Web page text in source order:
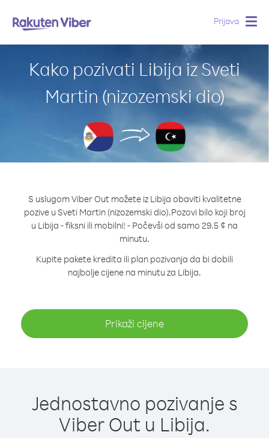
Prijava
Kako pozivati Libija iz Sveti
Martin (nizozemski dio)
S uslugom Viber Out možete iz Libija obaviti kvalitetne
pozive u Sveti Martin (nizozemski dio).Pozovi bilo koji broj
u Libija - fiksni ili mobilni! - Počevši od samo 29.5 ¢ na
minutu.
Kupite pakete kredita ili plan pozivanja da bi dobili
najbolje cijene na minutu za Libija.
Prikaži cijene
Jednostavno pozivanje s
Viber Out u Libija.